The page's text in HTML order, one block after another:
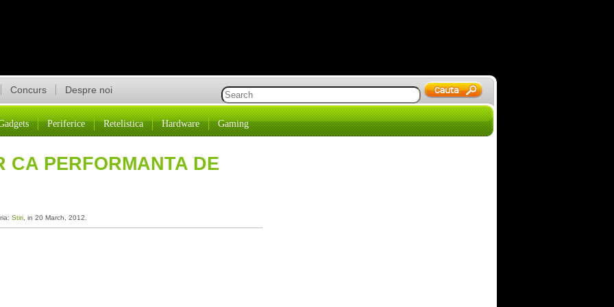
Concurs Despre noi
Periferice Retelistica Hardware Gaming
CA PERFORMANTA DE
Stiri , in 20 March, 2012.